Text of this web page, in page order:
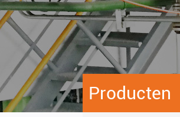
Producten